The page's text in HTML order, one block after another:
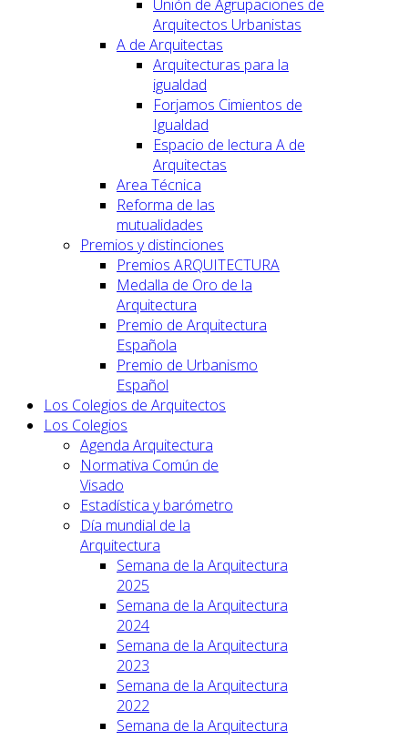
Unión de Agrupaciones de
Arquitectos Urbanistas
A de Arquitectas
Arquitecturas para la
igualdad
Forjamos Cimientos de
Igualdad
Espacio de lectura A de
Arquitectas
Area Técnica
Reforma de las
mutualidades
Premios y distinciones
Premios ARQUITECTURA
Medalla de Oro de la
Arquitectura
Premio de Arquitectura
Española
Premio de Urbanismo
Español
Los Colegios de Arquitectos
Los Colegios
Agenda Arquitectura
Normativa Común de
Visado
Estadística y barómetro
Día mundial de la
Arquitectura
Semana de la Arquitectura
2025
Semana de la Arquitectura
2024
Semana de la Arquitectura
2023
Semana de la Arquitectura
2022
Semana de la Arquitectura